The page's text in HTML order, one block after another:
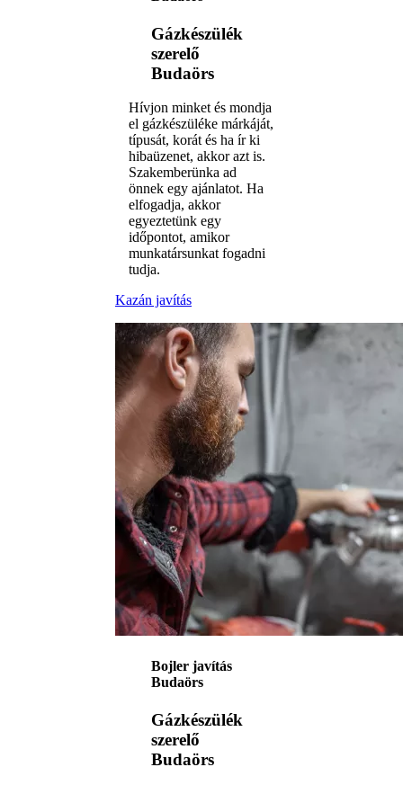
Gázkészülék
szerelő
Budaörs
Hívjon minket és mondja
el gázkészüléke márkáját,
típusát, korát és ha ír ki
hibaüzenet, akkor azt is.
Szakemberünka ad
önnek egy ajánlatot. Ha
elfogadja, akkor
egyeztetünk egy
időpontot, amikor
munkatársunkat fogadni
tudja.
Kazán javítás
Bojler javítás
Budaörs
Gázkészülék
szerelő
Budaörs